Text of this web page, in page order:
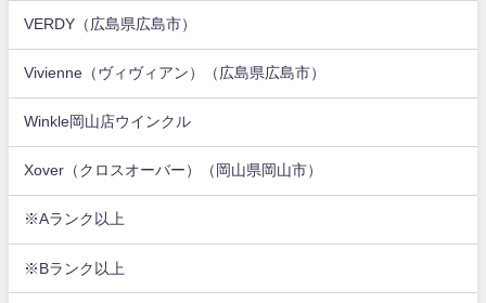
VERDY（広島県広島市）
Vivienne（ヴィヴィアン）（広島県広島市）
Winkle岡山店ウインクル
Xover（クロスオーバー）（岡山県岡山市）
※Aランク以上
※Bランク以上